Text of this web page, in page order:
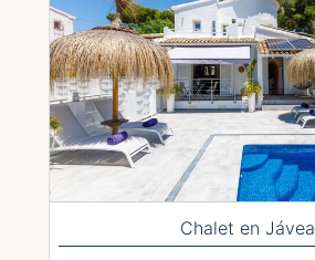
Chalet en Jávea